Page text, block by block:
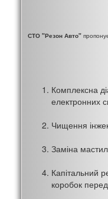
СТО "Резон Авто"
Комплексна
електронних
Чищення
Заміна
Капітальний
коробок